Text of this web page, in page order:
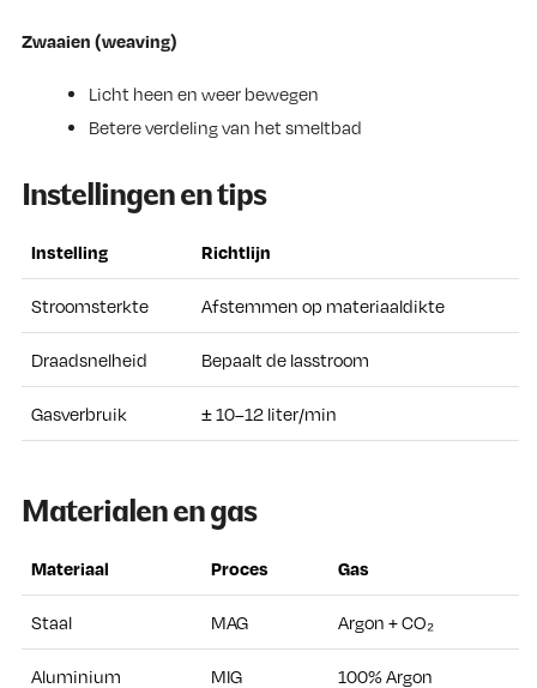
Zwaaien (weaving)
Licht heen en weer bewegen
Betere verdeling van het smeltbad
Instellingen en tips
Instelling Richtlijn
Stroomsterkte Afstemmen op materiaaldikte
Draadsnelheid Bepaalt de lasstroom
Gasverbruik ± 10–12 liter/min
Materialen en gas
Materiaal Proces Gas
Staal MAG Argon + CO₂
Aluminium MIG 100% Argon